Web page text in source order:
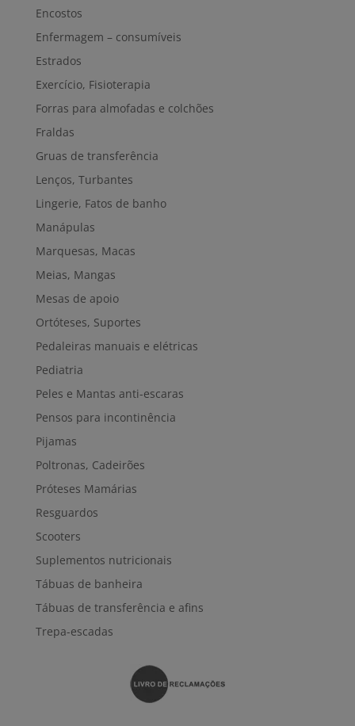
Encostos
Enfermagem – consumíveis
Estrados
Exercício, Fisioterapia
Forras para almofadas e colchões
Fraldas
Gruas de transferência
Lenços, Turbantes
Lingerie, Fatos de banho
Manápulas
Marquesas, Macas
Meias, Mangas
Mesas de apoio
Ortóteses, Suportes
Pedaleiras manuais e elétricas
Pediatria
Peles e Mantas anti-escaras
Pensos para incontinência
Pijamas
Poltronas, Cadeirões
Próteses Mamárias
Resguardos
Scooters
Suplementos nutricionais
Tábuas de banheira
Tábuas de transferência e afins
Trepa-escadas